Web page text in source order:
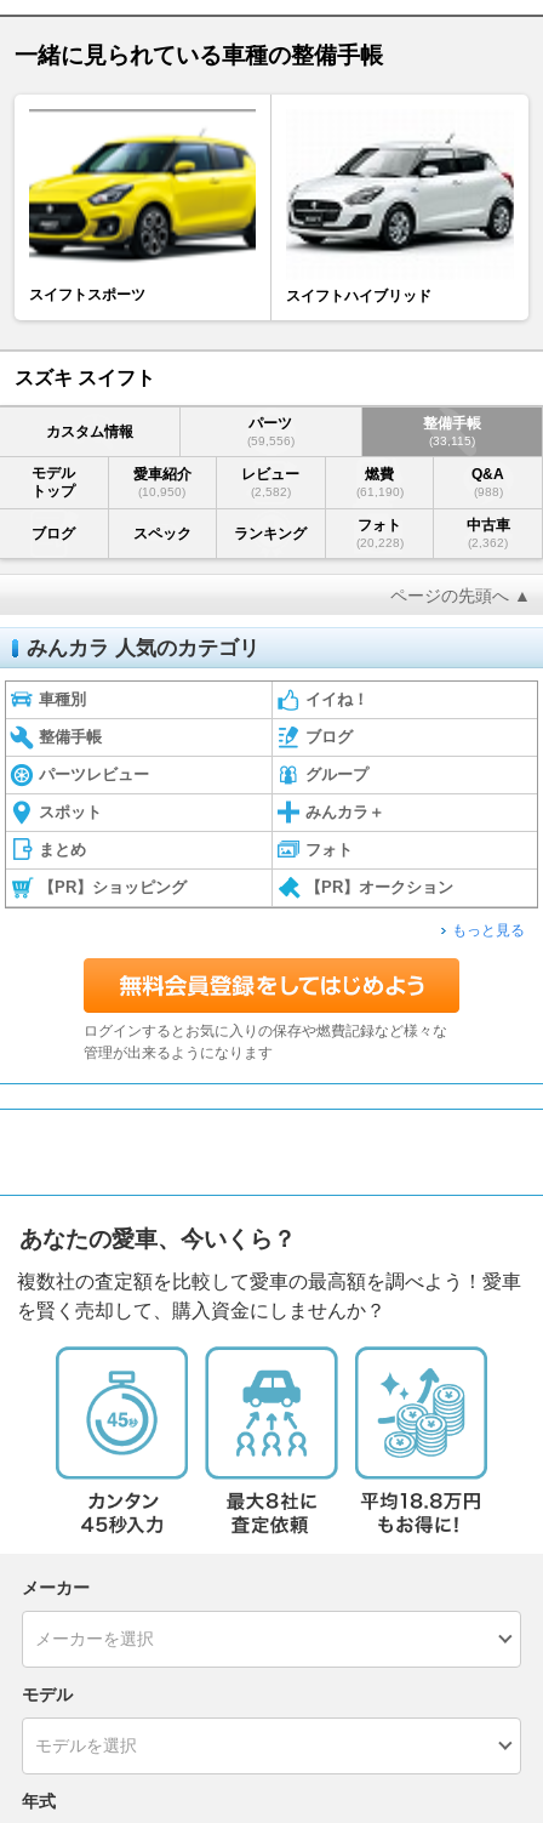
一緒に見られている車種の整備手帳
スイフトスポーツ スイフトハイブリッド
スズキ スイフト
カスタム情報 パーツ
(59,556)
整備手帳
(33,115)
モデル
トップ
愛車紹介
(10,950)
レビュー
(2,582)
燃費
(61,190)
Q&A
(988)
ブログ スペック ランキング フォト
(20,228)
中古車
(2,362)
ページの先頭へ ▲
みんカラ 人気のカテゴリ
車種別 イイね！
整備手帳 ブログ
パーツレビュー グループ
スポット みんカラ＋
まとめ フォト
【PR】ショッピング 【PR】オークション
もっと見る
ログインするとお気に入りの保存や燃費記録など様々な
管理が出来るようになります
あなたの愛車、今いくら？
複数社の査定額を比較して愛車の最高額を調べよう！愛車
を賢く売却して、購入資金にしませんか？
メーカー
モデル
年式